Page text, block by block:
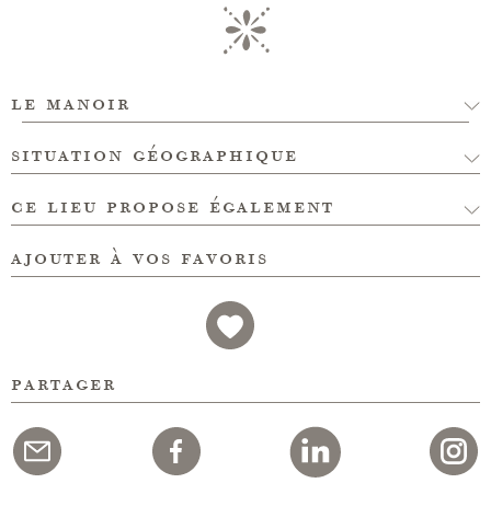
le manoir
situation géographique
ce lieu propose également
ajouter à vos favoris
partager